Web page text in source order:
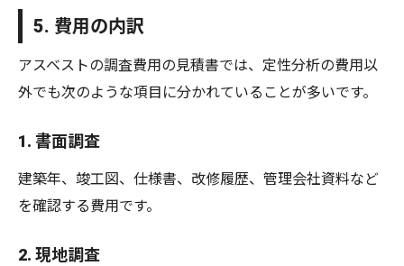
5. 費用の内訳
アスベストの調査費用の見積書では、定性分析の費用以
外でも次のような項目に分かれていることが多いです。
1. 書面調査
建築年、竣工図、仕様書、改修履歴、管理会社資料など
を確認する費用です。
2. 現地調査